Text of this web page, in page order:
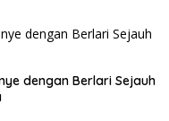
dengan Berlari Sejauh